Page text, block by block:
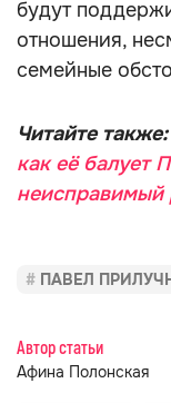
будут
отношения,
семейные
Читайте также:
как её балует
неисправимый
ПАВЕЛ
Автор статьи
Афина Полонская